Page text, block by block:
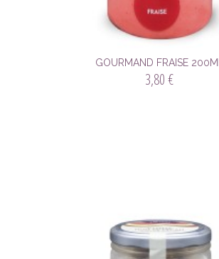
GOURMAND FRAISE 200ML
3,80 €